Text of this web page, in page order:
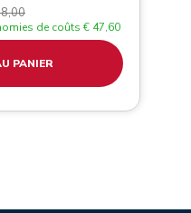
de coûts € 47,60
PANIER